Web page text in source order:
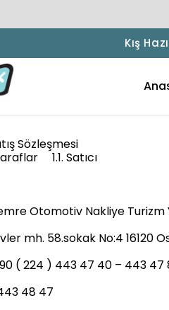
Kış
Sözleşmesi
1.1. Satıcı
Otomotiv Nakliye
mh. 58.sokak No:4 16120
( 224 ) 443 47 40 – 443 47
48 47